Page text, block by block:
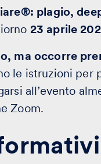
plagio,
23 aprile
ma occorre
le istruzioni per
all’evento
Zoom.